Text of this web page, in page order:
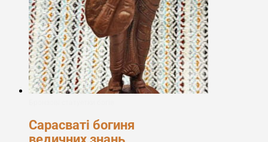
Сарасваті богиня